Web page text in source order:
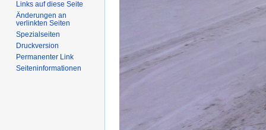
Links auf diese Seite
Änderungen an
verlinkten Seiten
Spezialseiten
Druckversion
Permanenter Link
Seiten­informationen